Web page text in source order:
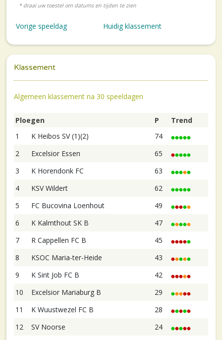
Vorige speeldag Huidig klassement
Klassement
Algemeen klassement na 30 speeldagen
Ploegen P
Trend
1
K Heibos SV (1)(2)
74
2
Excelsior Essen
65
3
K Horendonk FC
63
4
KSV Wildert
62
5
FC Bucovina Loenhout
49
6
K Kalmthout SK B
47
7
R Cappellen FC B
45
8
KSOC Maria-ter-Heide
43
9
K Sint Job FC B
42
10
Excelsior Mariaburg B
29
11
K Wuustwezel FC B
28
12
SV Noorse
24